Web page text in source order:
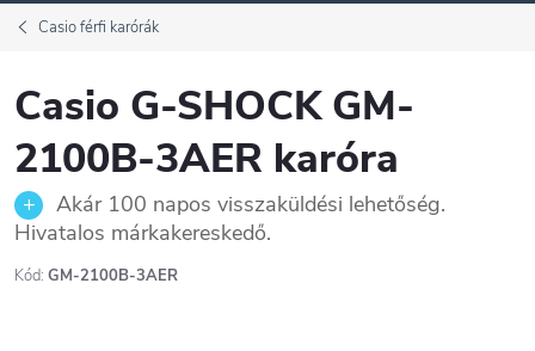
Casio férfi karórák
Casio G-SHOCK GM-
2100B-3AER karóra
Akár 100 napos visszaküldési lehetőség.
Hivatalos márkakereskedő.
Kód: GM-2100B-3AER